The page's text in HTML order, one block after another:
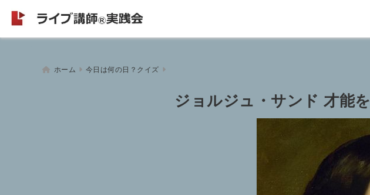
ホーム 今日は何の日？クイズ
ジョルジュ・サンド 才能